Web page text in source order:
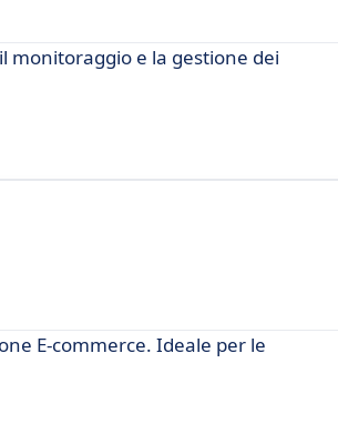
monitoraggio e la gestione dei
E-commerce. Ideale per le